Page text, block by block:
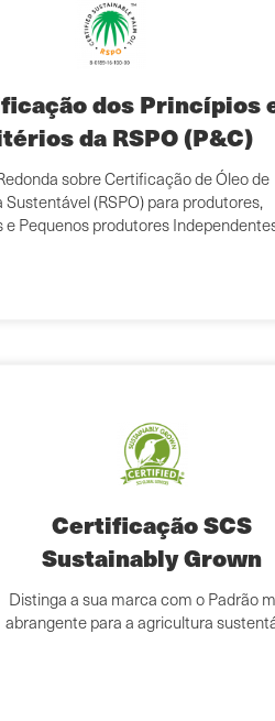
dos Princípios
da RSPO (P&C)
sobre Certificação de Óleo de
Sustentável (RSPO) para produtores,
e Pequenos produtores
Certificação SCS
Sustainably Grown
Distinga a sua marca com o Padrão
abrangente para a agricultura